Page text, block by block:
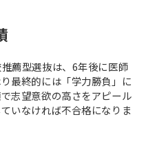
薦型選抜は、6年後に医師
最終的には「学力勝負」に
志望意欲の高さをアピール
いなければ不合格になりま